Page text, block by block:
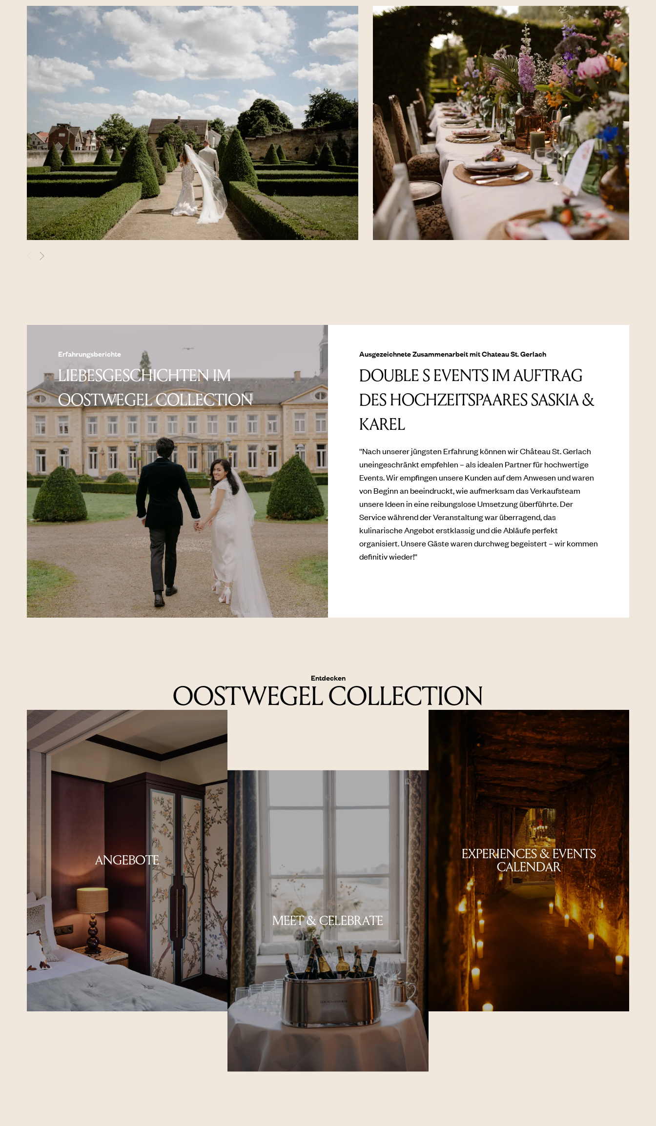
Erfahrungsberichte
LIEBESGESCHICHTEN IM
OOSTWEGEL COLLECTION
Ausgezeichnete Zusammenarbeit mit Chateau St. Gerlach
DOUBLE S EVENTS IM AUFTRAG
DES HOCHZEITSPAARES SASKIA &
KAREL
''Nach unserer jüngsten Erfahrung können wir Château St. Gerlach
uneingeschränkt empfehlen – als idealen Partner für hochwertige
Events. Wir empfingen unsere Kunden auf dem Anwesen und waren
von Beginn an beeindruckt, wie aufmerksam das Verkaufsteam
unsere Ideen in eine reibungslose Umsetzung überführte. Der
Service während der Veranstaltung war überragend, das
kulinarische Angebot erstklassig und die Abläufe perfekt
organisiert. Unsere Gäste waren durchweg begeistert – wir kommen
definitiv wieder!''
Entdecken
OOSTWEGEL COLLECTION
ANGEBOTE
MEET & CELEBRATE
EXPERIENCES & EVENTS
CALENDAR